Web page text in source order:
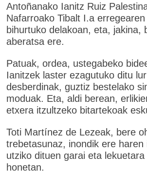
Antoñanako Ianitz Ruiz
Nafarroako Tibalt I.a
bihurtuko delakoan, eta, jakina,
aberatsa ere.
Patuak, ordea, ustegabeko
Ianitzek laster ezagutuko ditu
desberdinak, guztiz bestelako
moduak. Eta, aldi berean,
etxera itzultzeko bitartekoak
Toti Martínez de Lezeak, bere
trebetasunaz, inondik ere
utziko dituen garai eta
honetan.